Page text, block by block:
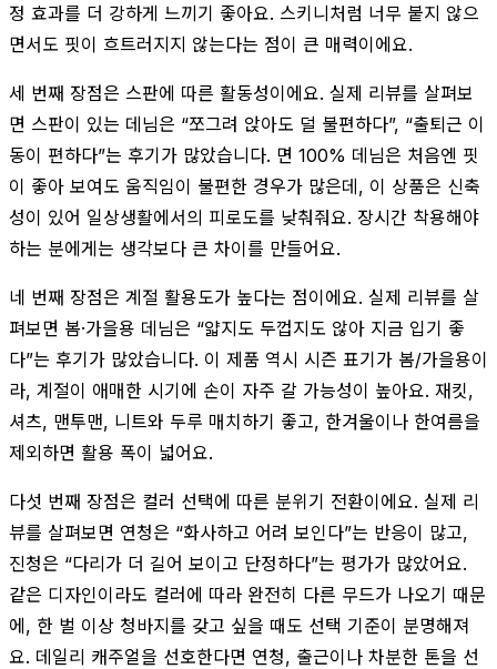
정 효과를 더 강하게 느끼기 좋아요. 스키니처럼 너무 붙지 않으
면서도 핏이 흐트러지지 않는다는 점이 큰 매력이에요.
세 번째 장점은 스판에 따른 활동성이에요. 실제 리뷰를 살펴보
면 스판이 있는 데님은 “쪼그려 앉아도 덜 불편하다”, “출퇴근 이
동이 편하다”는 후기가 많았습니다. 면 100% 데님은 처음엔 핏
이 좋아 보여도 움직임이 불편한 경우가 많은데, 이 상품은 신축
성이 있어 일상생활에서의 피로도를 낮춰줘요. 장시간 착용해야
하는 분에게는 생각보다 큰 차이를 만들어요.
네 번째 장점은 계절 활용도가 높다는 점이에요. 실제 리뷰를 살
펴보면 봄·가을용 데님은 “얇지도 두껍지도 않아 지금 입기 좋
다”는 후기가 많았습니다. 이 제품 역시 시즌 표기가 봄/가을용이
라, 계절이 애매한 시기에 손이 자주 갈 가능성이 높아요. 재킷,
셔츠, 맨투맨, 니트와 두루 매치하기 좋고, 한겨울이나 한여름을
제외하면 활용 폭이 넓어요.
다섯 번째 장점은 컬러 선택에 따른 분위기 전환이에요. 실제 리
뷰를 살펴보면 연청은 “화사하고 어려 보인다”는 반응이 많고,
진청은 “다리가 더 길어 보이고 단정하다”는 평가가 많았어요.
같은 디자인이라도 컬러에 따라 완전히 다른 무드가 나오기 때문
에, 한 벌 이상 청바지를 갖고 싶을 때도 선택 기준이 분명해져
요. 데일리 캐주얼을 선호한다면 연청, 출근이나 차분한 톤을 선